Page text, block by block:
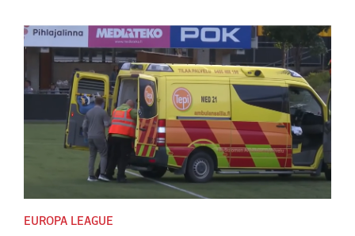
EUROPA LEAGUE